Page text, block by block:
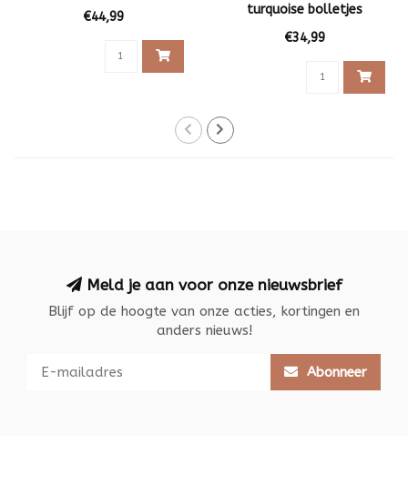
€44,99
turquoise bolletjes
armband
€34,99
Meld je aan voor onze nieuwsbrief
Blijf op de hoogte van onze acties, kortingen en
anders nieuws!
Abonneer